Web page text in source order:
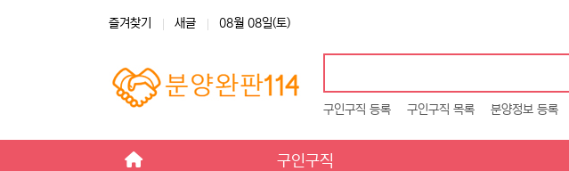
즐겨찾기 새글 08월 08일(토)
구인구직 등록 구인구직 목록 분양정보 등록
구인구직